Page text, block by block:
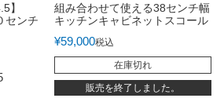
】
センチ
組み合わせて使える38センチ幅
キッチンキャビネットスコール
¥59,000税込
在庫切れ
販売を終了しました。